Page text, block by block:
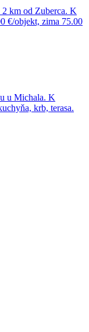
km od Zuberca. K
€/objekt, zima 75.00
u Michala. K
krb, terasa.